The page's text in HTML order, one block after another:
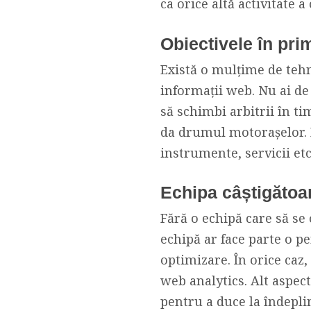
ca orice altă activitate a
Obiectivele în
Există o mulțime de
informații web. Nu ai
să schimbi arbitrii în
da drumul motorașelor.
instrumente, servicii
Echipa
Fără o echipă care să
echipă ar face parte o
optimizare. În orice
web analytics. Alt
pentru a duce la